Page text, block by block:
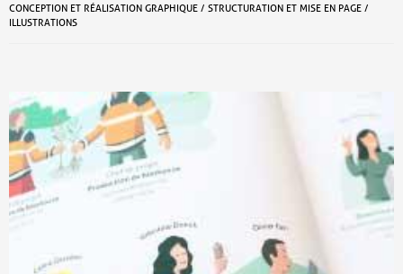
CONCEPTION ET RÉALISATION GRAPHIQUE / STRUCTURATION ET MISE EN PAGE /
ILLUSTRATIONS